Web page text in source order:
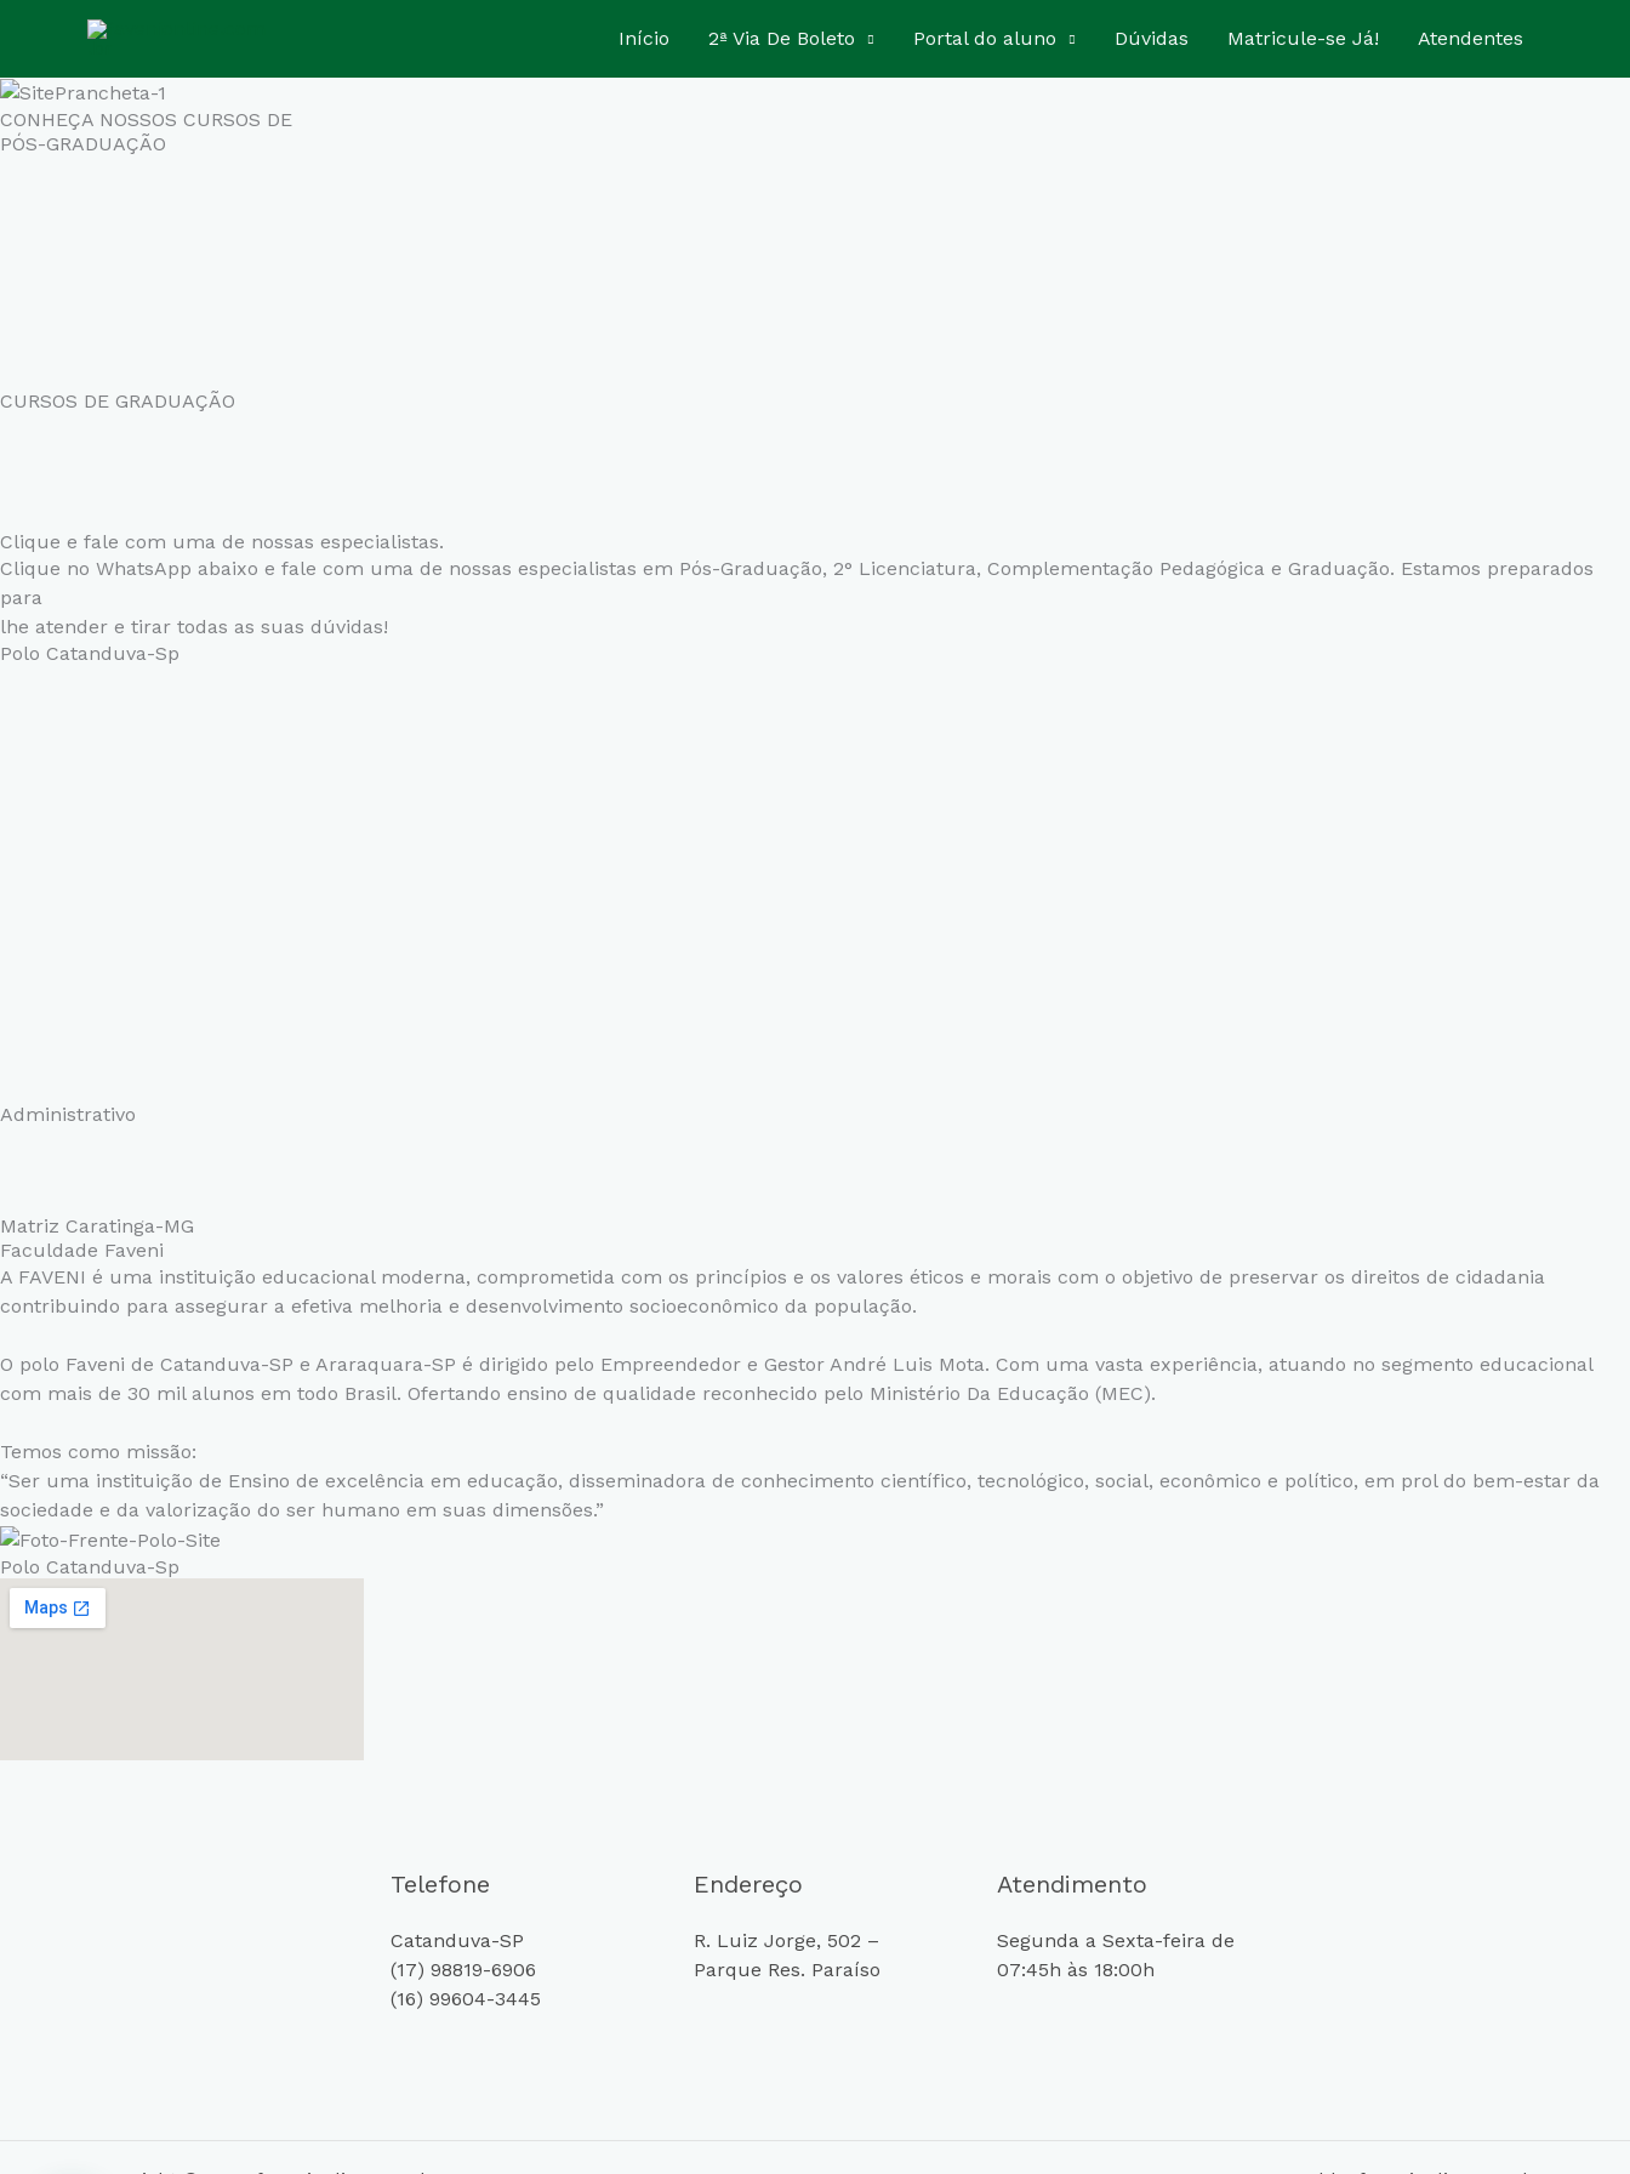
conteúdo
Início 2ª Via De Boleto Portal do aluno Dúvidas Matricule-se Já! Atendentes
CONHEÇA NOSSOS CURSOS DE
PÓS-GRADUAÇÃO
CURSOS DE GRADUAÇÃO
Clique e fale com uma de nossas especialistas.
Clique no WhatsApp abaixo e fale com uma de nossas especialistas em Pós-Graduação, 2° Licenciatura, Complementação Pedagógica e Graduação. Estamos preparados
para
lhe atender e tirar todas as suas dúvidas!
Polo Catanduva-Sp
Administrativo
Matriz Caratinga-MG
Faculdade Faveni
A FAVENI é uma instituição educacional moderna, comprometida com os princípios e os valores éticos e morais com o objetivo de preservar os direitos de cidadania
contribuindo para assegurar a efetiva melhoria e desenvolvimento socioeconômico da população.
O polo Faveni de Catanduva-SP e Araraquara-SP é dirigido pelo Empreendedor e Gestor André Luis Mota. Com uma vasta experiência, atuando no segmento educacional
com mais de 30 mil alunos em todo Brasil. Ofertando ensino de qualidade reconhecido pelo Ministério Da Educação (MEC).
Temos como missão:
“Ser uma instituição de Ensino de excelência em educação, disseminadora de conhecimento científico, tecnológico, social, econômico e político, em prol do bem-estar da
sociedade e da valorização do ser humano em suas dimensões.”
Polo Catanduva-Sp
Telefone
Catanduva-SP
(17) 98819-6906
(16) 99604-3445
Endereço
R. Luiz Jorge, 502 –
Parque Res. Paraíso
Atendimento
Segunda a Sexta-feira de
07:45h às 18:00h